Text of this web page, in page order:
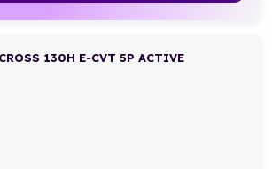
130H E-CVT 5P ACTIVE